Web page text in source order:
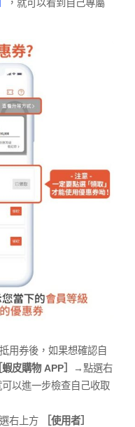
，就可以看到自己專屬
用券後，如果想確認自
蝦皮購物 APP］
→點選右
可以進一步檢查自己收取
右上方
［使用者］